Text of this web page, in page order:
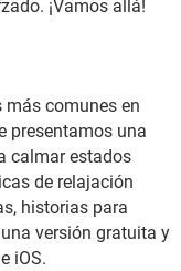
¡Vamos allá!
más comunes en
presentamos una
calmar estados
de relajación
historias para
versión gratuita y
iOS.